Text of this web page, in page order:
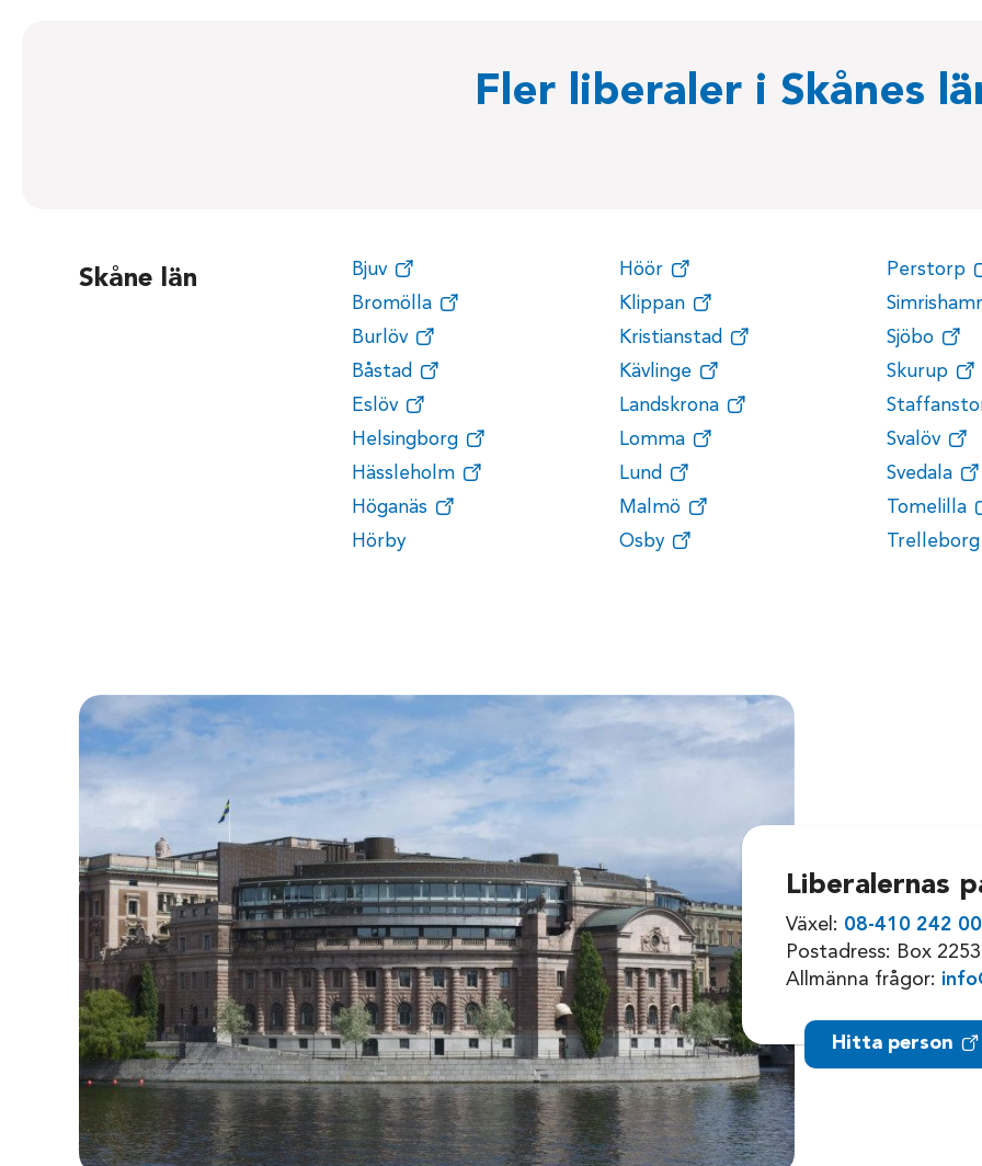
Fler liberaler i Skånes
Skåne län
Bjuv
Bromölla
Burlöv
Båstad
Eslöv
Helsingborg
Hässleholm
Höganäs
Hörby
Höör
Klippan
Kristianstad
Kävlinge
Landskrona
Lomma
Lund
Malmö
Osby
Perstorp
Sjöbo
Skurup
Svalöv
Svedala
Tomelilla
Trelleborg
Liberalernas
Växel: 08-410 242 00
Postadress: Box
Allmänna frågor:
Hitta person